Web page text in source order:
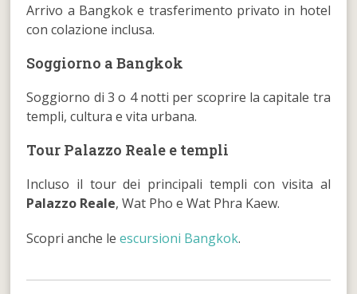
Arrivo a Bangkok e trasferimento privato in hotel
con colazione inclusa.
Soggiorno a Bangkok
Soggiorno di 3 o 4 notti per scoprire la capitale tra
templi, cultura e vita urbana.
Tour Palazzo Reale e templi
Incluso il tour dei principali templi con visita al
Palazzo Reale, Wat Pho e Wat Phra Kaew.
Scopri anche leescursioni Bangkok.